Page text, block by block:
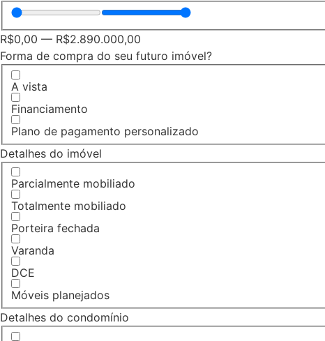
R$0,00 — R$2.890.000,00
Forma de compra do seu futuro imóvel?
A vista
Financiamento
Plano de pagamento personalizado
Detalhes do imóvel
Parcialmente mobiliado
Totalmente mobiliado
Porteira fechada
Varanda
DCE
Móveis planejados
Detalhes do condomínio